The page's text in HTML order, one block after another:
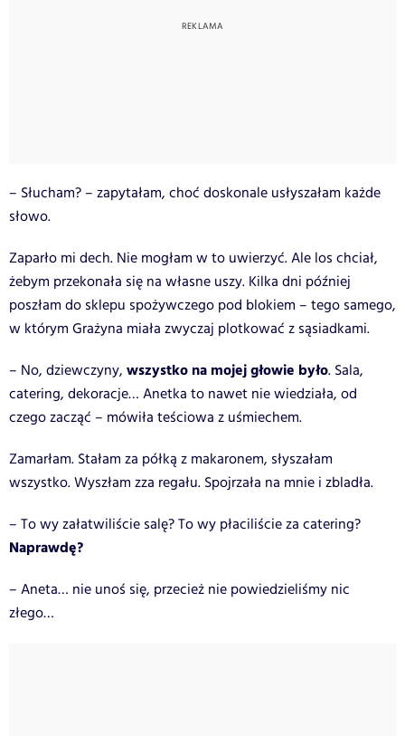
– Słucham? – zapytałam, choć doskonale usłyszałam każde
słowo.
Zaparło mi dech. Nie mogłam w to uwierzyć. Ale los chciał,
żebym przekonała się na własne uszy. Kilka dni później
poszłam do sklepu spożywczego pod blokiem – tego samego,
w którym Grażyna miała zwyczaj plotkować z sąsiadkami.
– No, dziewczyny, wszystko na mojej głowie było. Sala,
catering, dekoracje… Anetka to nawet nie wiedziała, od
czego zacząć – mówiła teściowa z uśmiechem.
Zamarłam. Stałam za półką z makaronem, słyszałam
wszystko.Wyszłam zza regału. Spojrzała na mnie i zbladła.
– To wy załatwiliście salę? To wy płaciliście za catering?
Naprawdę?
– Aneta… nie unoś się, przecież nie powiedzieliśmy nic
złego…